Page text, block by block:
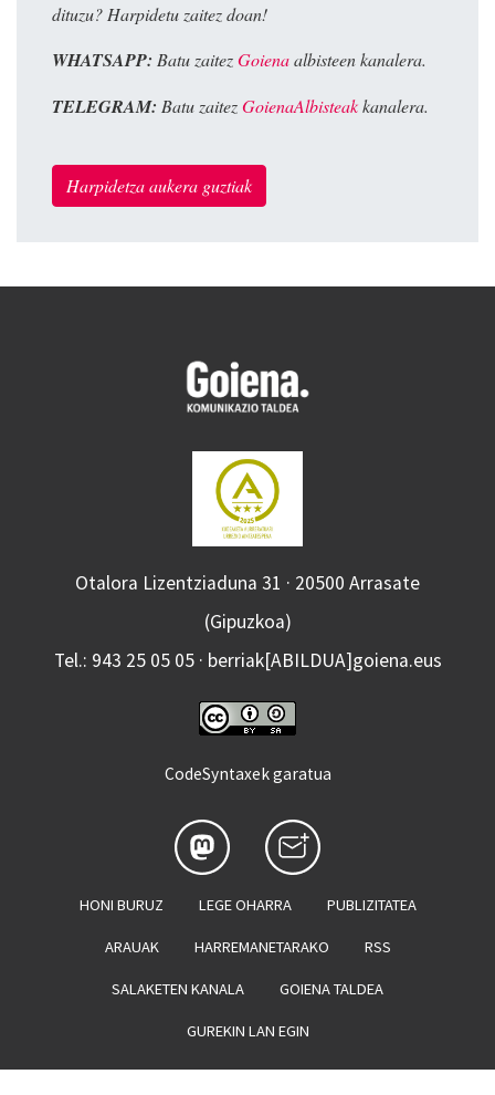
dituzu? Harpidetu zaitez doan!
WHATSAPP: Batu zaitezGoienaalbisteen kanalera.
TELEGRAM: Batu zaitezGoienaAlbisteakkanalera.
Harpidetza aukera guztiak
Otalora Lizentziaduna 31 · 20500 Arrasate
(Gipuzkoa)
Tel.: 943 25 05 05 · berriak[ABILDUA]goiena.eus
CodeSyntaxek garatua
HONI BURUZ LEGE OHARRA PUBLIZITATEA
ARAUAK HARREMANETARAKO RSS
SALAKETEN KANALA GOIENA TALDEA
GUREKIN LAN EGIN